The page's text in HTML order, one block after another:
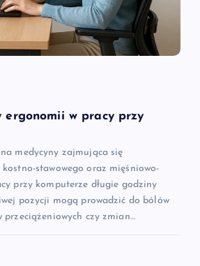
ergonomii w pracy przy
medycyny zajmująca się
stawowego oraz mięśniowo-
przy komputerze długie godziny
pozycji mogą prowadzić do bólów
przeciążeniowych czy zmian…